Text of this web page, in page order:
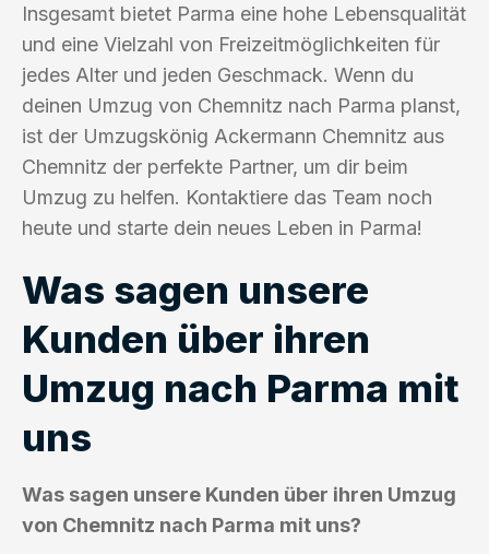
Insgesamt bietet Parma eine hohe Lebensqualität
und eine Vielzahl von Freizeitmöglichkeiten für
jedes Alter und jeden Geschmack. Wenn du
deinen Umzug von Chemnitz nach Parma planst,
ist der Umzugskönig Ackermann Chemnitz aus
Chemnitz der perfekte Partner, um dir beim
Umzug zu helfen. Kontaktiere das Team noch
heute und starte dein neues Leben in Parma!
Was sagen unsere
Kunden über ihren
Umzug nach Parma mit
uns
Was sagen unsere Kunden über ihren Umzug
von Chemnitz nach Parma mit uns?